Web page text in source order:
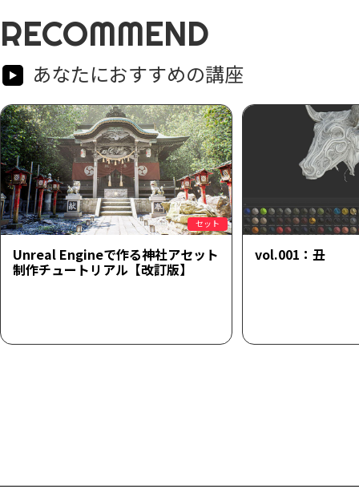
RECOMMEND
あなたにおすすめの講座
セット
Unreal Engineで作る神社アセット
制作チュートリアル【改訂版】
vol.001：丑